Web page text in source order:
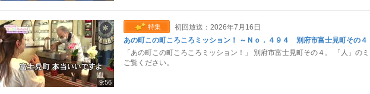
9:56
特集
初回放送：2026年7月16日
あの町この町ころころミッション！ ～Ｎｏ．４９４ 別府市富士見町その４
「あの町この町ころころミッション！」 別府市富士見町その４。 「人」のミ
ご覧ください。